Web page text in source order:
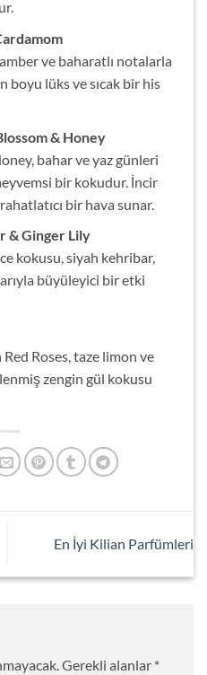
ve baharatlı notalarla
boyu lüks ve sıcak bir his
& Honey
bahar ve yaz günleri
bir kokudur. İncir
bir hava sunar.
& Ginger Lily
kokusu, siyah kehribar,
büyüleyici bir etki
Roses, taze limon ve
zengin gül kokusu
En İyi Kilian Parfümleri
Gerekli alanlar *